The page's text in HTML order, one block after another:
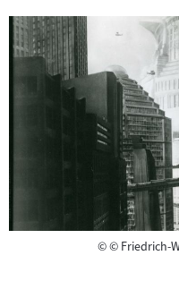
©Copyright
© Friedrich-